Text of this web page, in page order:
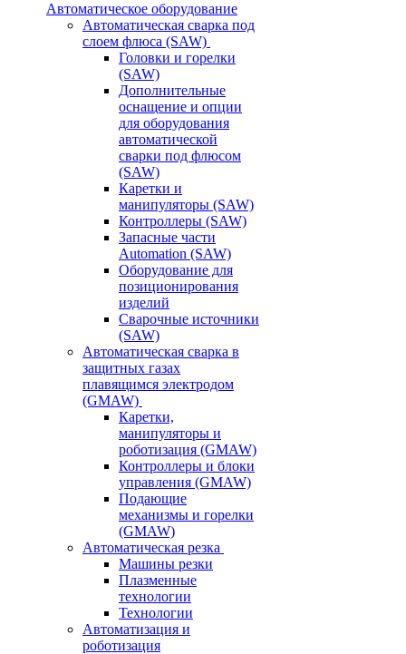
Автоматическое оборудование
Автоматическая сварка под
слоем флюса (SAW)
Головки и горелки
(SAW)
Дополнительные
оснащение и опции
для оборудования
автоматической
сварки под флюсом
(SAW)
Каретки и
манипуляторы (SAW)
Контроллеры (SAW)
Запасные части
Automation (SAW)
Оборудование для
позиционирования
изделий
Сварочные источники
(SAW)
Автоматическая сварка в
защитных газах
плавящимся электродом
(GMAW)
Каретки,
манипуляторы и
роботизация (GMAW)
Контроллеры и блоки
управления (GMAW)
Подающие
механизмы и горелки
(GMAW)
Автоматическая резка
Машины резки
Плазменные
технологии
Технологии
Автоматизация и
роботизация